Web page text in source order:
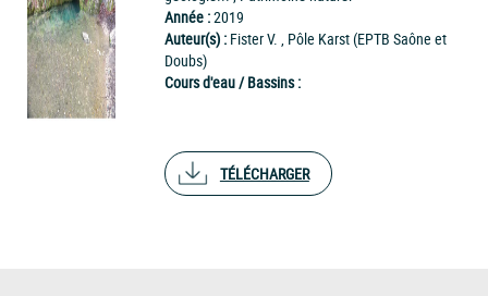
Année :2019
Auteur(s) : Fister V. , Pôle Karst (EPTB Saône et
Doubs)
Cours d'eau / Bassins :
TÉLÉCHARGER